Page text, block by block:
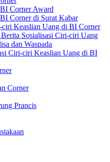
Corner Award
Corner di Surat Kabar
ciri Keaslian Uang di BI Corner
Sosialisasi Ciri-ciri Uang
dan Waspada
Ciri-ciri Keaslian Uang di BI
Corner
Prancis